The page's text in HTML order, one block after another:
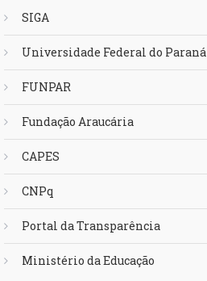
SIGA
Universidade Federal do Paraná
FUNPAR
Fundação Araucária
CAPES
CNPq
Portal da Transparência
Ministério da Educação